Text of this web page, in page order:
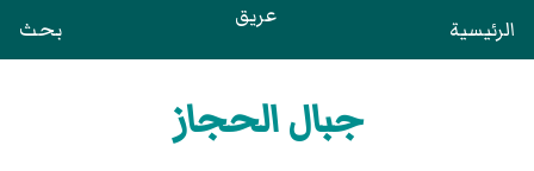
الرئيسية عريق بحث
جبال الحجاز